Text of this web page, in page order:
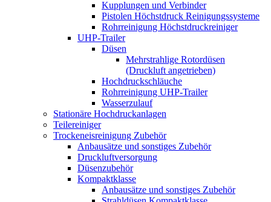
Kupplungen und Verbinder
Pistolen Höchstdruck Reinigungssysteme
Rohrreinigung Höchstdruckreiniger
UHP-Trailer
Düsen
Mehrstrahlige Rotordüsen
(Druckluft angetrieben)
Hochdruckschläuche
Rohrreinigung UHP-Trailer
Wasserzulauf
Stationäre Hochdruckanlagen
Teilereiniger
Trockeneisreinigung Zubehör
Anbausätze und sonstiges Zubehör
Druckluftversorgung
Düsenzubehör
Kompaktklasse
Anbausätze und sonstiges Zubehör